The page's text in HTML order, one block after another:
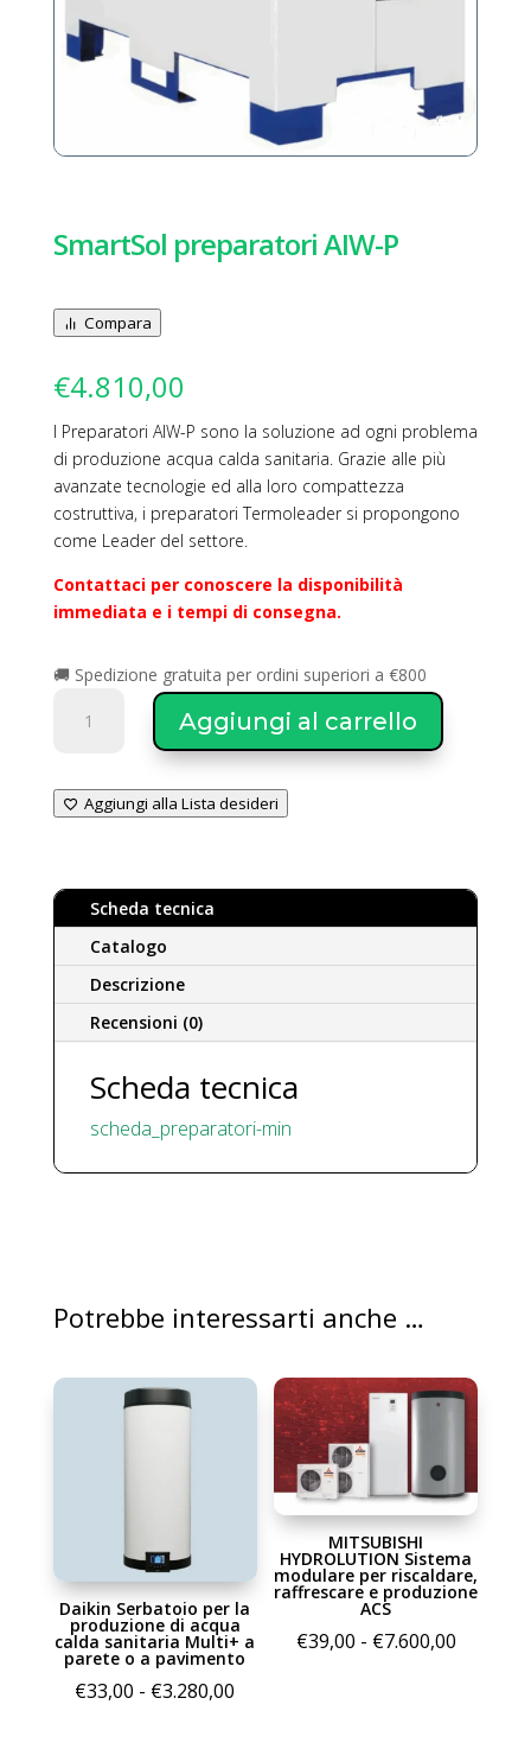
SmartSol preparatori AIW-P
Compara
€4.810,00
I Preparatori AIW-P sono la soluzione ad ogni problema
di produzione acqua calda sanitaria. Grazie alle più
avanzate tecnologie ed alla loro compattezza
costruttiva, i preparatori Termoleader si propongono
come Leader del settore.
Contattaci per conoscere la disponibilità
immediata e i tempi di consegna.
🚚 Spedizione gratuita per ordini superiori a €800
preparatori
quantità
Aggiungi al carrello
Aggiungi alla Lista desideri
Scheda tecnica
Catalogo
Descrizione
Recensioni (0)
Scheda tecnica
scheda_preparatori-min
Potrebbe interessarti anche …
Daikin Serbatoio per la
produzione di acqua
calda sanitaria Multi+ a
parete o a pavimento
€33,00 - €3.280,00
MITSUBISHI
HYDROLUTION Sistema
modulare per riscaldare,
raffrescare e produzione
ACS
€39,00 - €7.600,00Fascia